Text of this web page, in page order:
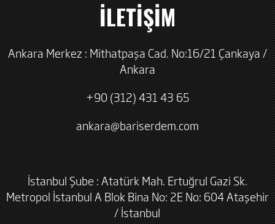
İLETİŞİM
Ankara Merkez : Mithatpaşa Cad. No:16/21 Çankaya /
Ankara
+90 (312) 431 43 65
ankara@bariserdem.com
İstanbul Şube : Atatürk Mah. Ertuğrul Gazi Sk.
Metropol İstanbul A Blok Bina No: 2E No: 604 Ataşehir
/ İstanbul